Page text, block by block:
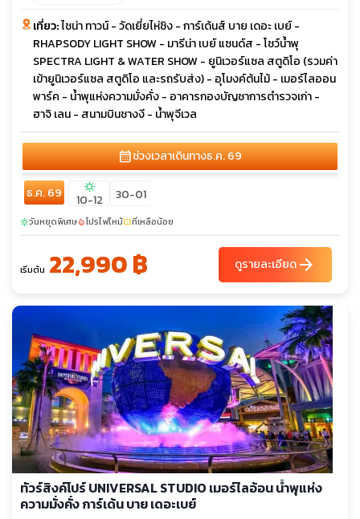
เที่ยว:ไชน่า ทาวน์ - วัดเยี่ยไห่ชิง - การ์เด้นส์ บาย เดอะ เบย์ -
RHAPSODY LIGHT SHOW - มารีน่า เบย์ แซนด์ส - โชว์น้ำพุ
SPECTRA LIGHT & WATER SHOW - ยูนิเวอร์แซล สตูดิโอ (รวมค่า
เข้ายูนิเวอร์แซล สตูดิโอ และรถรับส่ง) - อุโมงค์ต้นไม้ - เมอร์ไลออน
พาร์ค - น้ำพุแห่งความมั่งคั่ง - อาคารกองบัญชาการตำรวจเก่า -
ฮาจิ เลน - สนามบินชางงี - น้ำพุจีเวล
calendar_monthช่วงเวลาเดินทางธ.ค. 69
ธ.ค. 69 sunny
10-12 30-01
sunnyวันหยุดพิเศษlocal_fire_departmentโปรไฟไหม้confirmation_numberที่เหลือน้อย
เริ่มต้น 22,990 ฿ ดูรายละเอียดarrow_forward
ทัวร์สิงค์โปร์ UNIVERSAL STUDIO เมอร์ไลอ้อน น้ำพุแห่ง
ความมั่งคั่ง การ์เด้น บาย เดอะเบย์